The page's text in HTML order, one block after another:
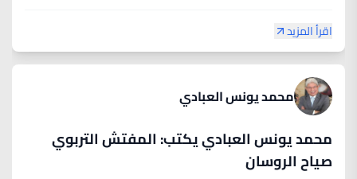
اقرأ المزيد
محمد يونس العبادي
محمد يونس العبادي يكتب: المفتش التربوي
صياح الروسان